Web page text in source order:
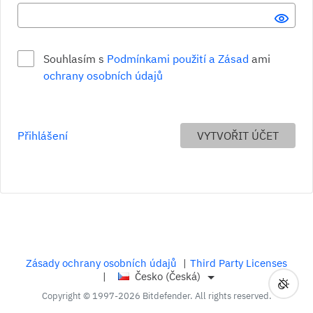
Obsahuje nejméně jednu číslici nebo symbol. Požadavek není
Souhlasím s Podmínkami použití a Zásad ami
ochrany osobních údajů
VYTVOŘIT ÚČET
Přihlášení
Zásady ochrany osobních údajů | Third Party Licenses
|
Česko (Česká)
Copyright © 1997-2026 Bitdefender. All rights reserved.